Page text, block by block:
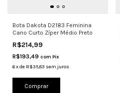
Bota Dakota D2183 Feminina
Cano Curto Zíper Médio Preto
R$214,99
R$193,49 com Pix
6xde R$35,83 sem juros
Comprar